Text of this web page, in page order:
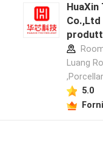
HuaXin
Luang
5.0